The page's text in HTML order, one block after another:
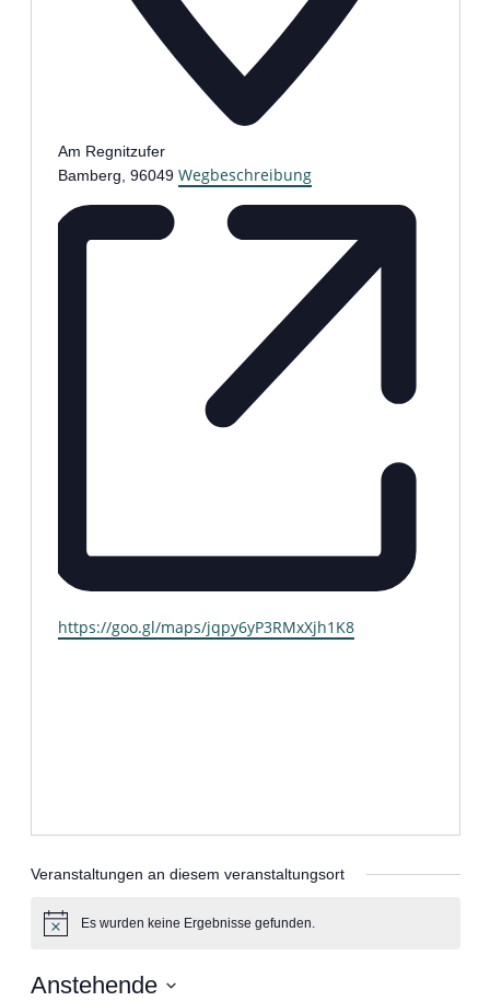
Am Regnitzufer
Bamberg 96049 Wegbeschreibung
Webseite
https://goo.gl/maps/jqpy6yP3RMxXjh1K8
Veranstaltungen an diesem veranstaltungsort
HinweisEs wurden keine Ergebnisse gefunden.
Anstehende